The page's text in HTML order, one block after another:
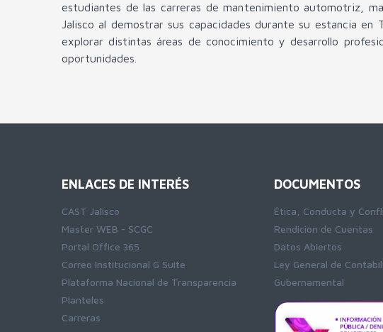
estudiantes de las carreras de mantenimiento automotriz,
Jalisco al demostrar sus capacidades durante su estancia
explorar distintas áreas de conocimiento y desarrollo
oportunidades.
ENLACES DE INTERÉS
CAST Jalisco
Master WEB - SCGC
Portal Office 365
Correo Institucional G Suite
Plataforma Nacional de Transparencia
Planteles
Carreras
DOCUMENTOS
Ética, Conducta y
Rendición de Cuentas
Datos Abiertos
Ley General de
Gubernamental